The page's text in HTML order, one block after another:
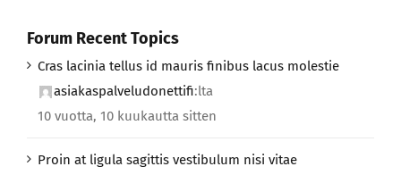
Forum Recent Topics
Cras lacinia tellus id mauris finibus lacus molestie
asiakaspalveludonettifi:lta
10 vuotta, 10 kuukautta sitten
Proin at ligula sagittis vestibulum nisi vitae